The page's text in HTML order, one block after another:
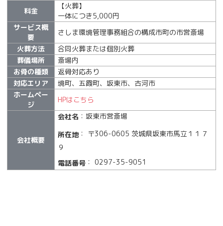
料金
【火葬】
一体につき5,000円
サービス概
要
さしま環境管理事務組合の構成市町の市営斎場
火葬方法
合同火葬または個別火葬
葬儀場所
斎場内
お骨の種類
返骨対応あり
対応エリア
境町、五霞町、坂東市、古河市
ホームペー
ジ
HPはこちら
会社概要
会社名 ：坂東市営斎場
所在地： 〒306-0605 茨城県坂東市馬立１１７
９
電話番号： 0297-35-9051